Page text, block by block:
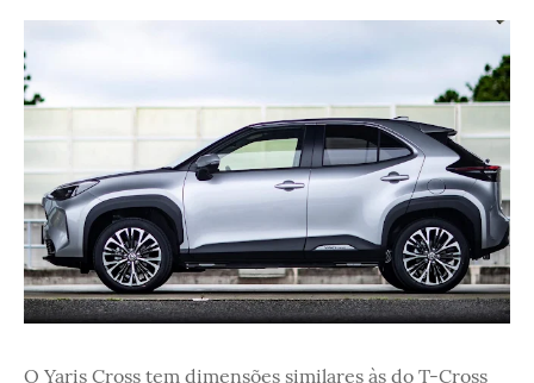
O Yaris Cross tem dimensões similares às do T-Cross